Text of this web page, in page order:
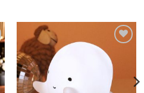
liste de
souhaits